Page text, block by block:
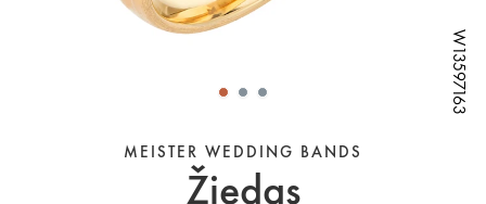
W13597163
W13597163
W13597163
W13597163
W13597163
MEISTER WEDDING BANDS
Žiedas